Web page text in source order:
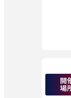
開
場